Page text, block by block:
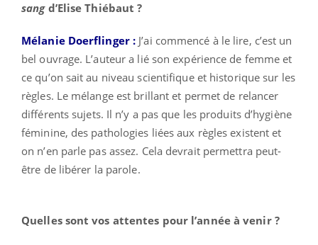
sangd’Elise Thiébaut ?
Mélanie Doerflinger : J’ai commencé à le lire, c’est un
bel ouvrage. L’auteur a lié son expérience de femme et
ce qu’on sait au niveau scientifique et historique sur les
règles. Le mélange est brillant et permet de relancer
différents sujets. Il n’y a pas que les produits d’hygiène
féminine, des pathologies liées aux règles existent et
on n’en parle pas assez. Cela devrait permettra peut-
être de libérer la parole.
Quelles sont vos attentes pour l’année à venir ?